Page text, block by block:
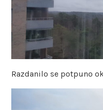
Razdanilo se potpuno